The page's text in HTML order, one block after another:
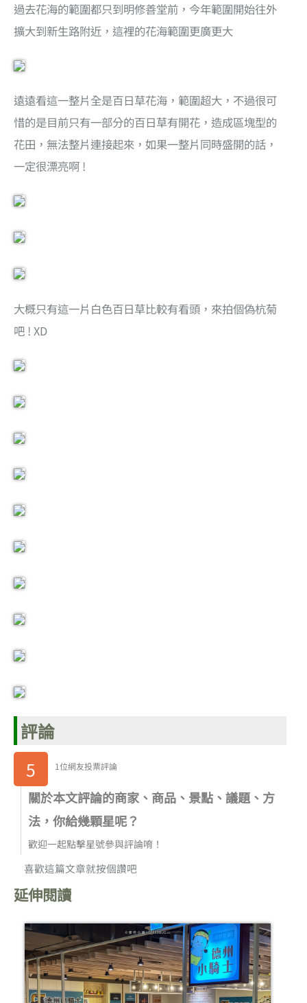
過去花海的範圍都只到明修善堂前，今年範圍開始往外
擴大到新生路附近，這裡的花海範圍更廣更大
遠遠看這一整片全是百日草花海，範圍超大，不過很可
惜的是目前只有一部分的百日草有開花，造成區塊型的
花田，無法整片連接起來，如果一整片同時盛開的話，
一定很漂亮啊 !
大概只有這一片白色百日草比較有看頭，來拍個偽杭菊
吧 ! XD
評論
5
1位網友投票評論
關於本文評論的商家、商品、景點、議題、方
法，你給幾顆星呢？
歡迎一起點擊星號參與評論唷！
喜歡這篇文章就按個讚吧
延伸閱讀